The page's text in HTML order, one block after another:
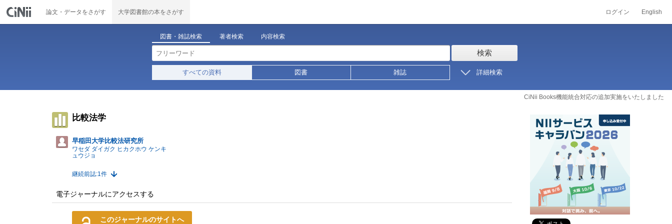
論文・データをさがす 大学図書館の本をさがす ログイン English
図書・雑誌検索 著者検索 内容検索
検索
すべての資料 図書 雑誌 詳細検索
CiNii Books機能統合対応の追加実施をいたしました
比較法学
早稲田大学比較法研究所
ワセダ ダイガク ヒカクホウ ケンキ
ュウジョ
継続前誌:1件
電子ジャーナルにアクセスする
このジャーナルのサイトへ